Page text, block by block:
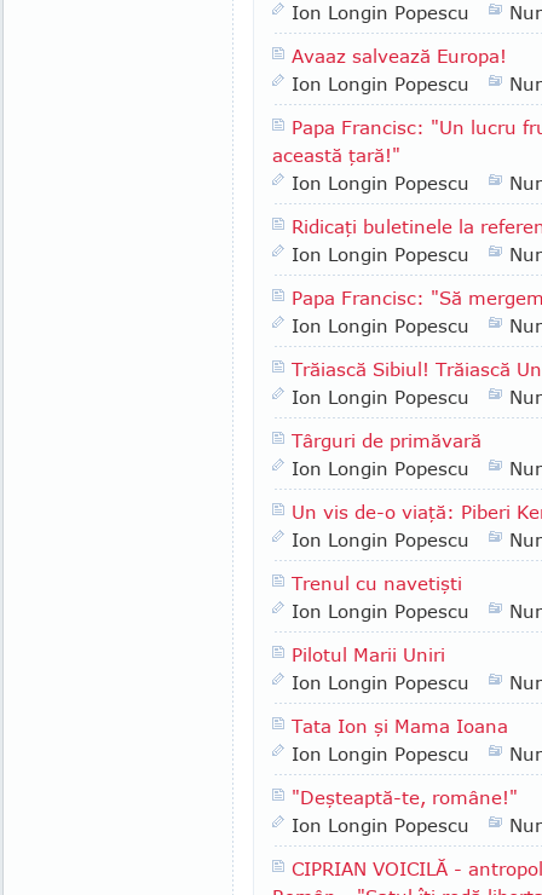
Ion Longin Popescu
Avaaz salvează Europa!
Ion Longin Popescu
Papa Francisc: "Un lucru
această ţară!"
Ion Longin Popescu
Ridicaţi buletinele la
Ion Longin Popescu
Papa Francisc: "Să
Ion Longin Popescu
Trăiască Sibiul! Trăiască
Ion Longin Popescu
Târguri de primăvară
Ion Longin Popescu
Un vis de-o viaţă: Piberi
Ion Longin Popescu
Trenul cu navetişti
Ion Longin Popescu
Pilotul Marii Uniri
Ion Longin Popescu
Tata Ion şi Mama Ioana
Ion Longin Popescu
"Deşteaptă-te, române!"
Ion Longin Popescu
CIPRIAN VOICILĂ -